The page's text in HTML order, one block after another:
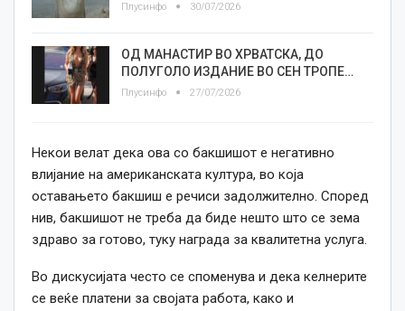
Плусинфо 30/07/2026
ОД МАНАСТИР ВО ХРВАТСКА, ДО
ПОЛУГОЛО ИЗДАНИЕ ВО СЕН ТРОПЕ…
Плусинфо 27/07/2026
Некои велат дека ова со бакшишот е негативно
влијание на американската култура, во која
оставањето бакшиш е речиси задолжително. Според
нив, бакшишот не треба да биде нешто што се зема
здраво за готово, туку награда за квалитетна услуга.
Во дискусијата често се споменува и дека келнерите
се веќе платени за својата работа, како и